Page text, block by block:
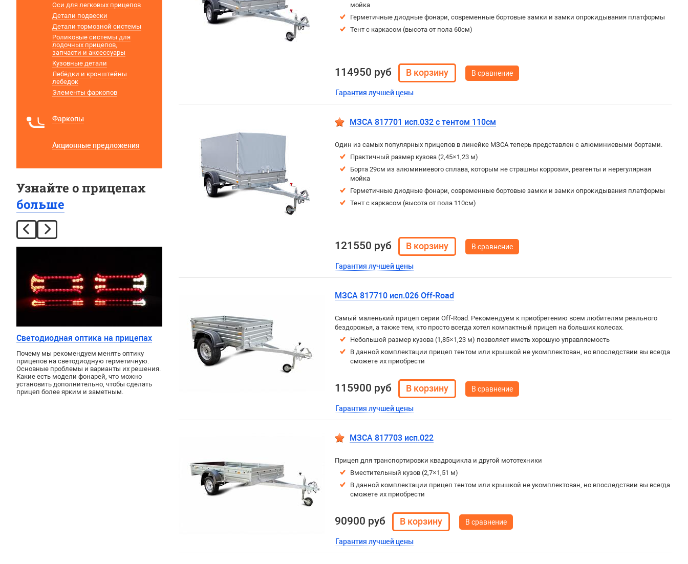
мойка
Герметичные диодные фонари, современные бортовые замки и замки опрокидывания платформы
Тент с каркасом (высота от пола 60см)
114950 руб
Гарантия лучшей цены
В сравнение
МЗСА 817701 исп.032 с тентом 110см
Один из самых популярных прицепов в линейке МЗСА теперь представлен с алюминиевыми бортами.
Практичный размер кузова (2,45×1,23 м)
Борта 29см из алюминиевого сплава, которым не страшны коррозия, реагенты и нерегулярная
мойка
Герметичные диодные фонари, современные бортовые замки и замки опрокидывания платформы
Тент с каркасом (высота от пола 110см)
121550 руб
Гарантия лучшей цены
В сравнение
МЗСА 817710 исп.026 Off-Road
Самый маленький прицеп серии Off-Road. Рекомендуем к приобретению всем любителям реального
бездорожья, а также тем, кто просто всегда хотел компактный прицеп на больших колесах.
Небольшой размер кузова (1,85×1,23 м) позволяет иметь хорошую управляемость
В данной комплектации прицеп тентом или крышкой не укомплектован, но впоследствии вы всегда
сможете их приобрести
115900 руб
Гарантия лучшей цены
В сравнение
МЗСА 817703 исп.022
Прицеп для транспортировки квадроцикла и другой мототехники
Вместительный кузов (2,7×1,51 м)
В данной комплектации прицеп тентом или крышкой не укомплектован, но впоследствии вы всегда
сможете их приобрести
90900 руб
Гарантия лучшей цены
В сравнение
Оси для легковых прицепов
Детали подвески
Детали тормозной системы
Роликовые системы для
лодочных прицепов,
запчасти и аксессуары
Кузовные детали
Лебёдки и кронштейны
лебедок
Элементы фаркопов
Фаркопы
Акционные предложения
Узнайте о прицепах
больше
Светодиодная оптика на прицепах
Почему мы рекомендуем менять оптику
прицепов на светодиодную герметичную.
Основные проблемы и варианты их решения.
Какие есть модели фонарей, что можно
установить дополнительно, чтобы сделать
прицеп более ярким и заметным.